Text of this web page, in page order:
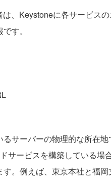
、Keystoneに各サービス
す。
サーバーの物理的な所在
サービスを構築している場
。例えば、東京本社と福